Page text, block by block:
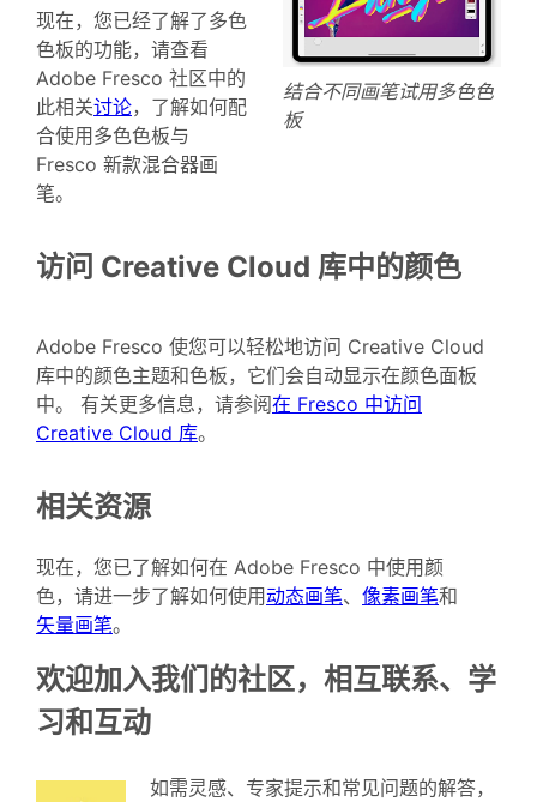
现在，您已经了解了多色
色板的功能，请查看
Adobe Fresco 社区中的
此相关讨论，了解如何配
合使用多色色板与
Fresco 新款混合器画
笔。
结合不同画笔试用多色色
板
访问 Creative Cloud 库中的颜色
Adobe Fresco 使您可以轻松地访问 Creative Cloud
库中的颜色主题和色板，它们会自动显示在颜色面板
中。 有关更多信息，请参阅在 Fresco 中访问
Creative Cloud 库。
相关资源
现在，您已了解如何在 Adobe Fresco 中使用颜
色，请进一步了解如何使用动态画笔、 像素画笔和
矢量画笔。
欢迎加入我们的社区，相互联系、学
习和互动
如需灵感、专家提示和常见问题的解答，